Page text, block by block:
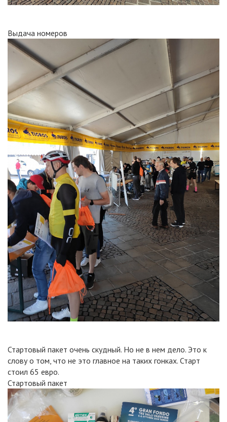
Выдача номеров
Стартовый пакет очень скудный. Но не в нем дело. Это к
слову о том, что не это главное на таких гонках. Старт
стоил 65 евро.
Стартовый пакет